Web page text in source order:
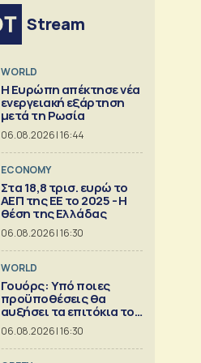
Stream
WORLD
Η Ευρώπη απέκτησε νέα
ενεργειακή εξάρτηση
μετά τη Ρωσία
06.08.2026 | 16:44
ECONOMY
Στα 18,8 τρισ. ευρώ το
ΑΕΠ της ΕΕ το 2025 - Η
θέση της Ελλάδας
06.08.2026 | 16:30
WORLD
Γουόρς: Υπό ποιες
προϋποθέσεις θα
αυξήσει τα επιτόκια τον
Σεπτέμβριο
06.08.2026 | 16:30